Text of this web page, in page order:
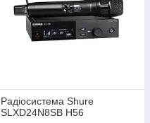
Радіосистема Shure
SLXD24N8SB H56